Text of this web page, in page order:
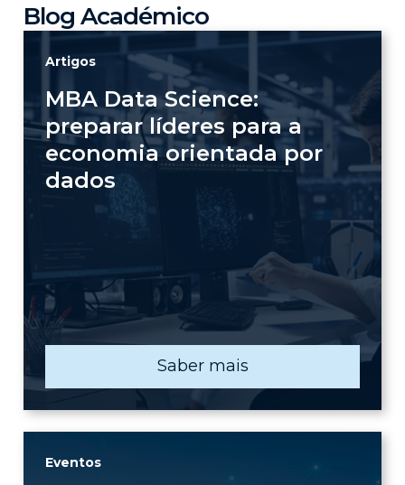
Blog Académico
Artigos
MBA Data Science:
preparar líderes para a
economia orientada por
dados
Saber mais
Eventos